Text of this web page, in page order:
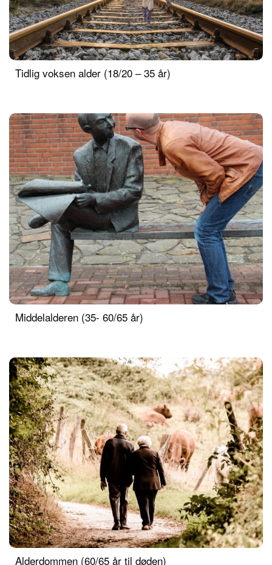
Tidlig voksen alder (18/20 – 35 år)
Middelalderen (35- 60/65 år)
Alderdommen (60/65 år til døden)